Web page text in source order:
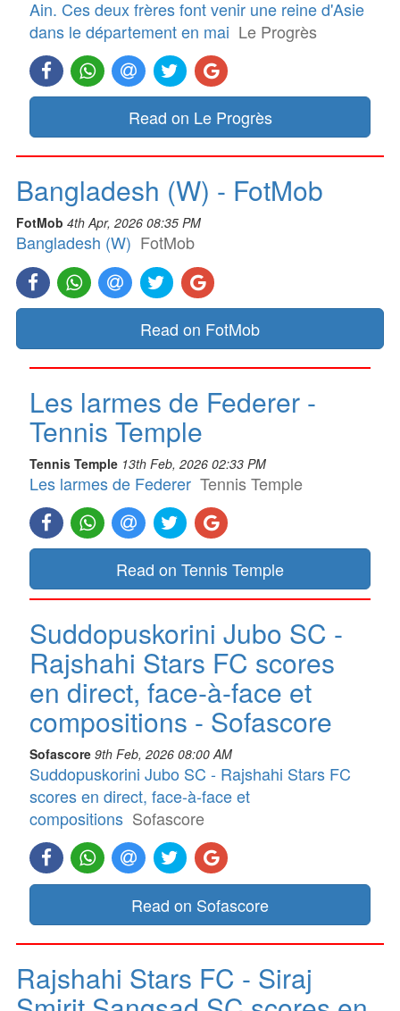
Ain. Ces deux frères font venir une reine d'Asie
dans le département en mai Le Progrès
Read on Le Progrès
Bangladesh (W) - FotMob
FotMob 4th Apr, 2026 08:35 PM
Bangladesh (W) FotMob
Read on FotMob
Les larmes de Federer -
Tennis Temple
Tennis Temple 13th Feb, 2026 02:33 PM
Les larmes de Federer Tennis Temple
Read on Tennis Temple
Suddopuskorini Jubo SC -
Rajshahi Stars FC scores
en direct, face-à-face et
compositions - Sofascore
Sofascore 9th Feb, 2026 08:00 AM
Suddopuskorini Jubo SC - Rajshahi Stars FC
scores en direct, face-à-face et
compositions Sofascore
Read on Sofascore
Rajshahi Stars FC - Siraj